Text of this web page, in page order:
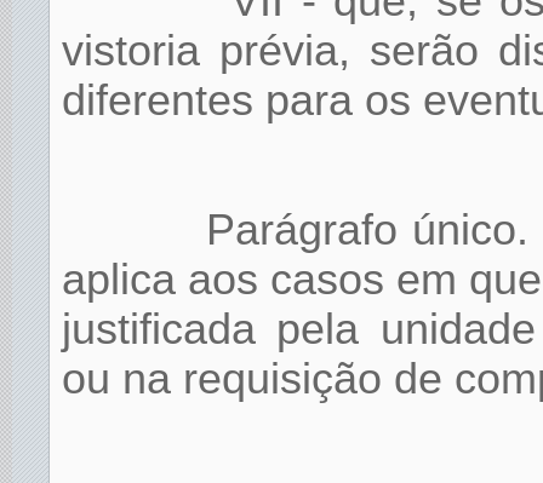
vistoria prévia, serão
diferentes para os
Parágrafo
aplica aos casos em
justificada pela
ou na requisição de